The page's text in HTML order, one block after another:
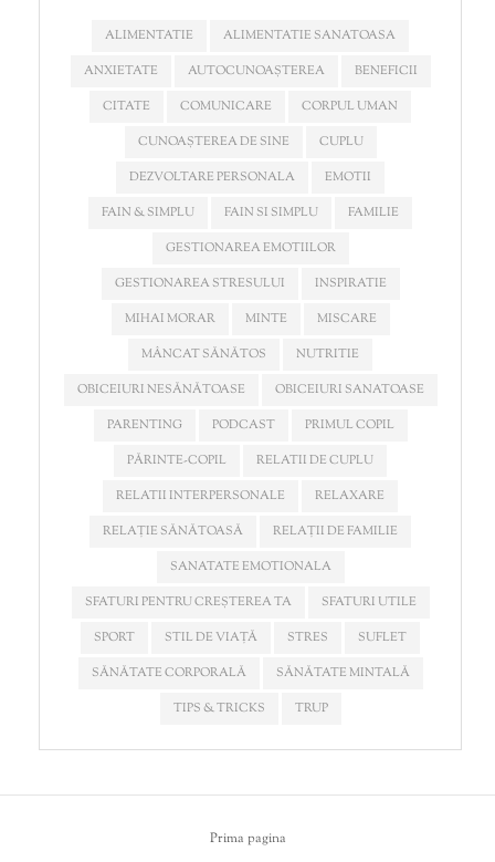
ALIMENTATIE
ALIMENTATIE SANATOASA
ANXIETATE
AUTOCUNOAȘTEREA
BENEFICII
CITATE
COMUNICARE
CORPUL UMAN
CUNOAȘTEREA DE SINE
CUPLU
DEZVOLTARE PERSONALA
EMOTII
FAIN & SIMPLU
FAIN SI SIMPLU
FAMILIE
GESTIONAREA EMOTIILOR
GESTIONAREA STRESULUI
INSPIRATIE
MIHAI MORAR
MINTE
MISCARE
MÂNCAT SĂNĂTOS
NUTRITIE
OBICEIURI NESĂNĂTOASE
OBICEIURI SANATOASE
PARENTING
PODCAST
PRIMUL COPIL
PĂRINTE-COPIL
RELATII DE CUPLU
RELATII INTERPERSONALE
RELAXARE
RELAȚIE SĂNĂTOASĂ
RELAȚII DE FAMILIE
SANATATE EMOTIONALA
SFATURI PENTRU CREȘTEREA TA
SFATURI UTILE
SPORT
STIL DE VIAȚĂ STRES
SUFLET
SĂNĂTATE CORPORALĂ
SĂNĂTATE MINTALĂ
TIPS & TRICKS
TRUP
Prima pagina